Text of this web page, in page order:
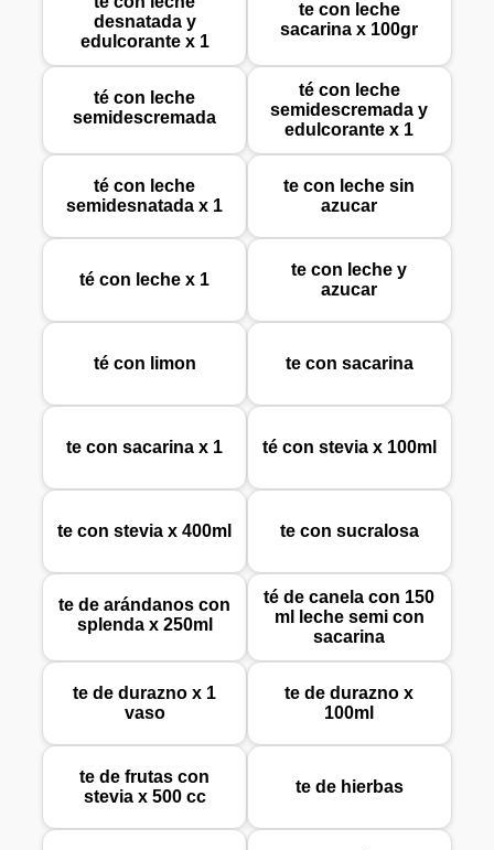
desnatada y
edulcorante x 1
te con leche
sacarina x 100gr
té con leche
semidescremada
té con leche
semidescremada y
edulcorante x 1
té con leche
semidesnatada x 1
te con leche sin
azucar
té con leche x 1
te con leche y
azucar
té con limon te con sacarina
te con sacarina x 1 té con stevia x 100ml
te con stevia x 400ml te con sucralosa
te de arándanos con
splenda x 250ml
té de canela con 150
ml leche semi con
sacarina
te de durazno x 1
vaso
te de durazno x
100ml
te de frutas con
stevia x 500 cc
te de hierbas